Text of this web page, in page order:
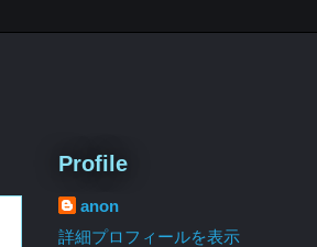
Profile
anon
詳細プロフィールを表示